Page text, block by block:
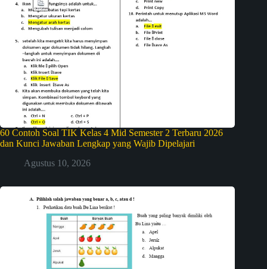
60 Contoh Soal TIK Kelas 4 Mid Semester 2 Terbaru 2026
dan Kunci Jawaban Lengkap yang Wajib Dipelajari
Agustus 10, 2026